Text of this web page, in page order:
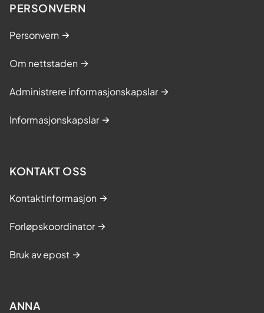
PERSONVERN
Personvern
Om nettstaden
Administrere informasjonskapslar
Informasjonskapslar
KONTAKT OSS
Kontaktinformasjon
Forløpskoordinator
Bruk av epost
ANNA